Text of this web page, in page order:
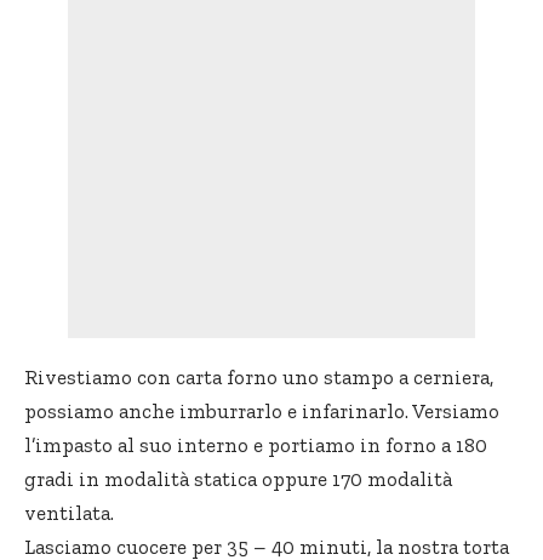
Rivestiamo con carta forno uno stampo a cerniera,
possiamo anche imburrarlo e infarinarlo. Versiamo
l’impasto al suo interno e portiamo in forno a 180
gradi in modalità statica oppure 170 modalità
ventilata.
Lasciamo cuocere per 35 – 40 minuti, la nostra torta